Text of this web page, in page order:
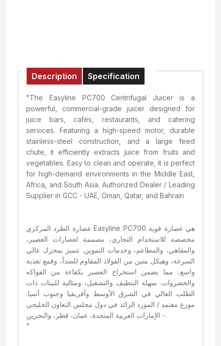
Description Specification
"The Easyline PC700 Centrifugal Juicer is a
powerful, commercial-grade juicer designed for
juice bars, cafés, restaurants, and catering
services. Featuring a high-speed motor, durable
stainless-steel construction, and a large feed
chute, it efficiently extracts juice from fruits and
vegetables. Easy to clean and operate, it is perfect
for high-demand environments in the Middle East,
Africa, and South Asia. Authorized Dealer / Leading
Supplier in GCC - UAE, Oman, Qatar, and Bahrain
عصارة الطرد المركزي Easyline PC700 هي عصارة قوية
مخصصة للاستخدام التجاري، مصممة لعصارات العصير،
والمقاهي، والمطاعم، وخدمات التموين. تتميز بمحرك عالي
السرعة، وهيكل متين من الفولاذ المقاوم للصدأ، وقمع تغذية
واسع، مما يضمن استخراج العصير بكفاءة من الفواكه
والخضروات. سهلة التنظيف والتشغيل، ومثالية للبيئات ذات
الطلب العالي في الشرق الأوسط وأفريقيا وجنوب آسيا.
موزع معتمد / المورد الرائد في دول مجلس التعاون الخليجي
- الإمارات العربية المتحدة، عمان، قطر، والبحرين.
"